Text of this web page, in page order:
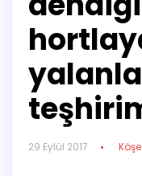
29 Eylül 2017